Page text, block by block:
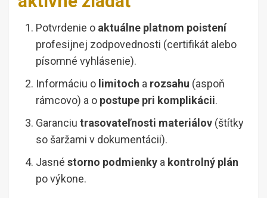
Potvrdenie o aktuálne platnom poistení
profesijnej zodpovednosti (certifikát alebo
písomné vyhlásenie).
Informáciu o limitoch a rozsahu (aspoň
rámcovo) a o postupe pri komplikácii.
Garanciu trasovateľnosti materiálov (štítky
so šaržami v dokumentácii).
Jasné storno podmienky a kontrolný plán
po výkone.